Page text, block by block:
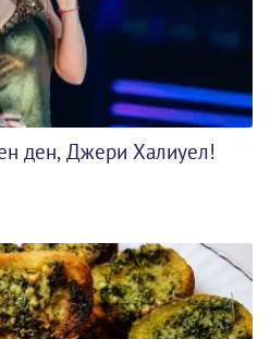
ден, Джери Халиуел!